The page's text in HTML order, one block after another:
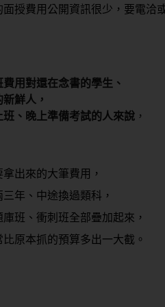
面授費用公開資訊很少，要電洽
用對還在念書的學生、
鮮人，
班、晚上準備考試的人來說 ，
出來的大筆費用，
年、中途換過類科，
班、衝刺班全部疊加起來，
原本抓的預算多出一大截。